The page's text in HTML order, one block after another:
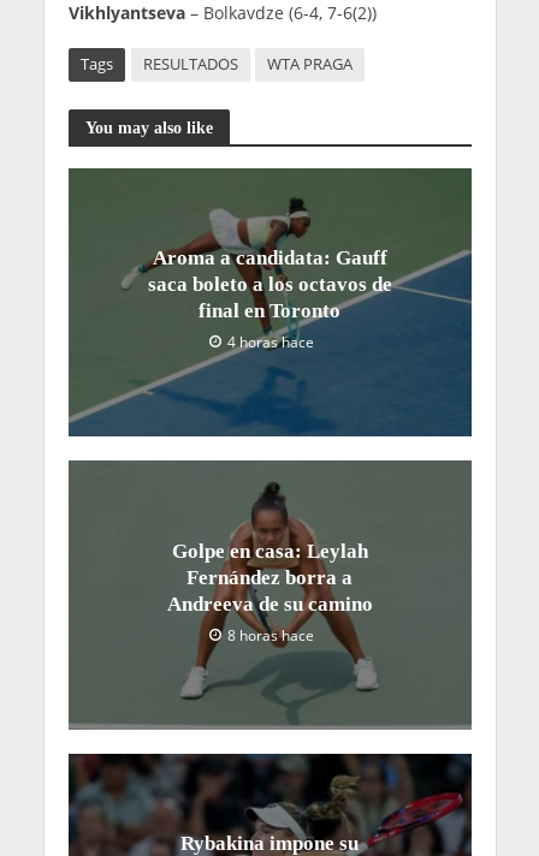
Vikhlyantseva– Bolkavdze (6-4, 7-6(2))
Tags RESULTADOS WTA PRAGA
You may also like
Aroma a candidata: Gauff
saca boleto a los octavos de
final en Toronto
4 horas hace
Golpe en casa: Leylah
Fernández borra a
Andreeva de su camino
8 horas hace
Rybakina impone su